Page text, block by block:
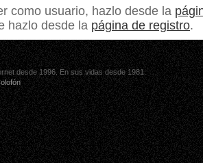
como usuario, hazlo desde la
hazlo desde la página de registro.
desde 1996. En sus vidas desde 1981.